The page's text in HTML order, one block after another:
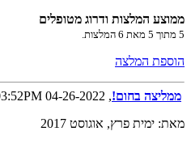
ממוצע המלצות ודרוג מטופלים
5 מתוך 5 מאת 6 המלצות.
הוספת המלצה
ממליצה בחום!, 04-26-2022 03:52PM
מאת: ימית פרץ, אוגוסט 2017